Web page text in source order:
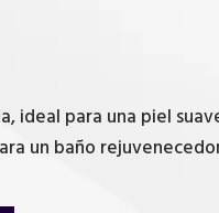
€.
ideal para una piel
un baño